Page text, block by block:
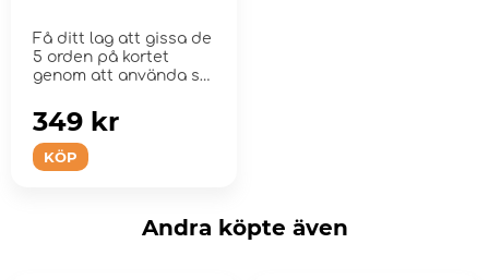
Få ditt lag att gissa de
5 orden på kortet
genom att använda så
KÖP
349 kr
Andra köpte även